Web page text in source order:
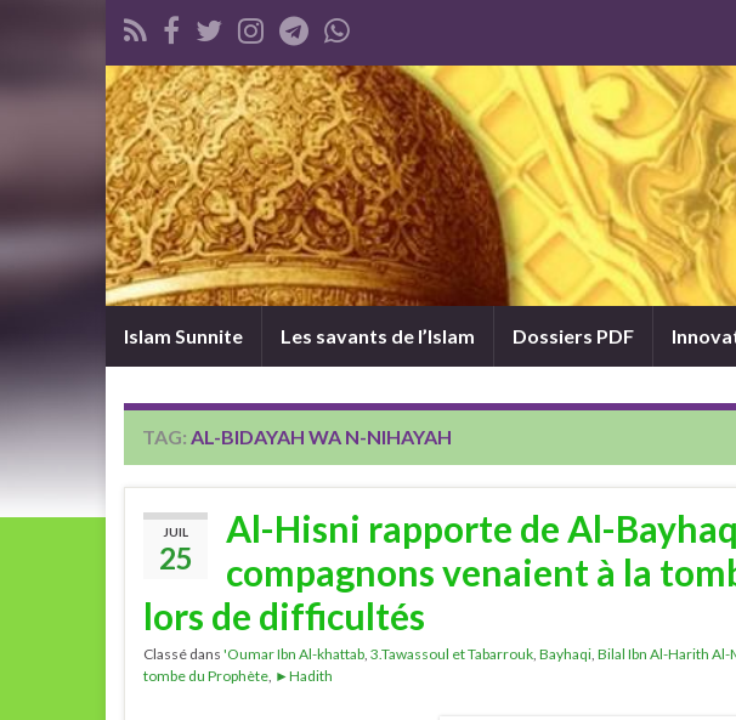
Islam Sunnite Les savants de l’Islam Dossiers PDF
TAG: AL-BIDAYAH WA N-NIHAYAH
JUIL
25
Al-Hisni rapporte de Al-
compagnons venaient à la
lors de difficultés
Classé dans 'Oumar Ibn Al-khattab, 3.Tawassoul et Tabarrouk, Bayhaqi, Bilal Ibn Al-Harith Al-
tombe du Prophète, ►Hadith